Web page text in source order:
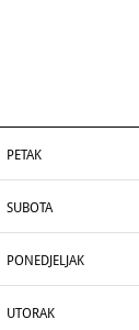
PETAK
SUBOTA
PONEDJELJAK
UTORAK